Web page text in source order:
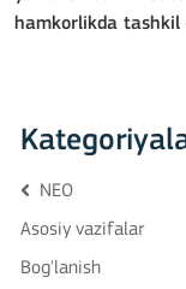
hamkorlikda tashkil
NEO
Asosiy vazifalar
Bog'lanish